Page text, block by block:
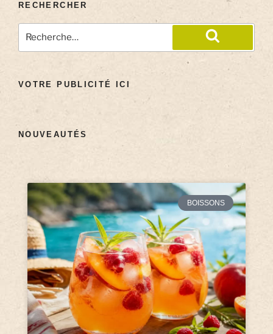
RECHERCHER
VOTRE PUBLICITÉ ICI
NOUVEAUTÉS
BOISSONS